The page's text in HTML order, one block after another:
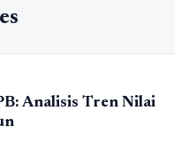
Analisis Tren Nilai